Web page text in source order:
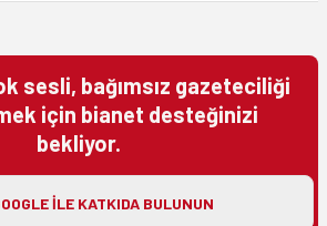
sesli, bağımsız gazeteciliği
için bianet desteğinizi
bekliyor.
ILE KATKIDA BULUNUN